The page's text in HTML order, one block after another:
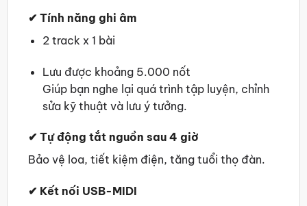
✔ Tính năng ghi âm
2 track x 1 bài
Lưu được khoảng 5.000 nốt
Giúp bạn nghe lại quá trình tập luyện, chỉnh
sửa kỹ thuật và lưu ý tưởng.
✔ Tự động tắt nguồn sau 4 giờ
Bảo vệ loa, tiết kiệm điện, tăng tuổi thọ đàn.
✔ Kết nối USB-MIDI